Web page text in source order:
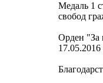
Медаль 1
свобод
Орден "За
17.05.2016